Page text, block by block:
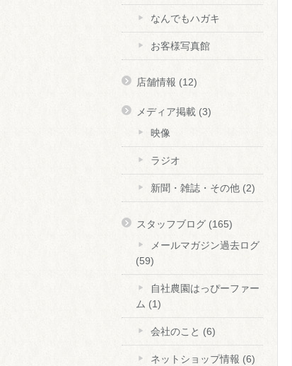
なんでもハガキ
お客様写真館
店舗情報 (12)
メディア掲載 (3)
映像
ラジオ
新聞・雑誌・その他 (2)
スタッフブログ (165)
メールマガジン過去ログ
(59)
自社農園はっぴーファー
ム (1)
会社のこと (6)
ネットショップ情報 (6)